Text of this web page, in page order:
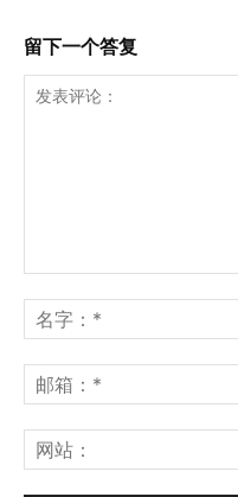
留下一个答复